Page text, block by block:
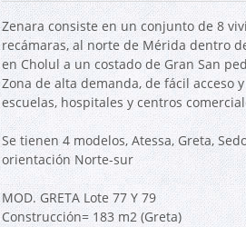
Zenara consiste en un conjunto de 8
recámaras, al norte de Mérida dentro
en Cholul a un costado de Gran San
Zona de alta demanda, de fácil acceso
escuelas, hospitales y centros
Se tienen 4 modelos, Atessa, Greta,
orientación Norte-sur
MOD. GRETA Lote 77 Y 79
Construcción= 183 m2 (Greta)